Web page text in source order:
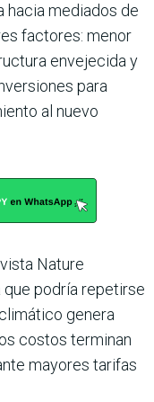
hacia mediados de
factores: menor
envejecida y
para
al nuevo
Nature
que podría repetirse
genera
costos terminan
mayores tarifas